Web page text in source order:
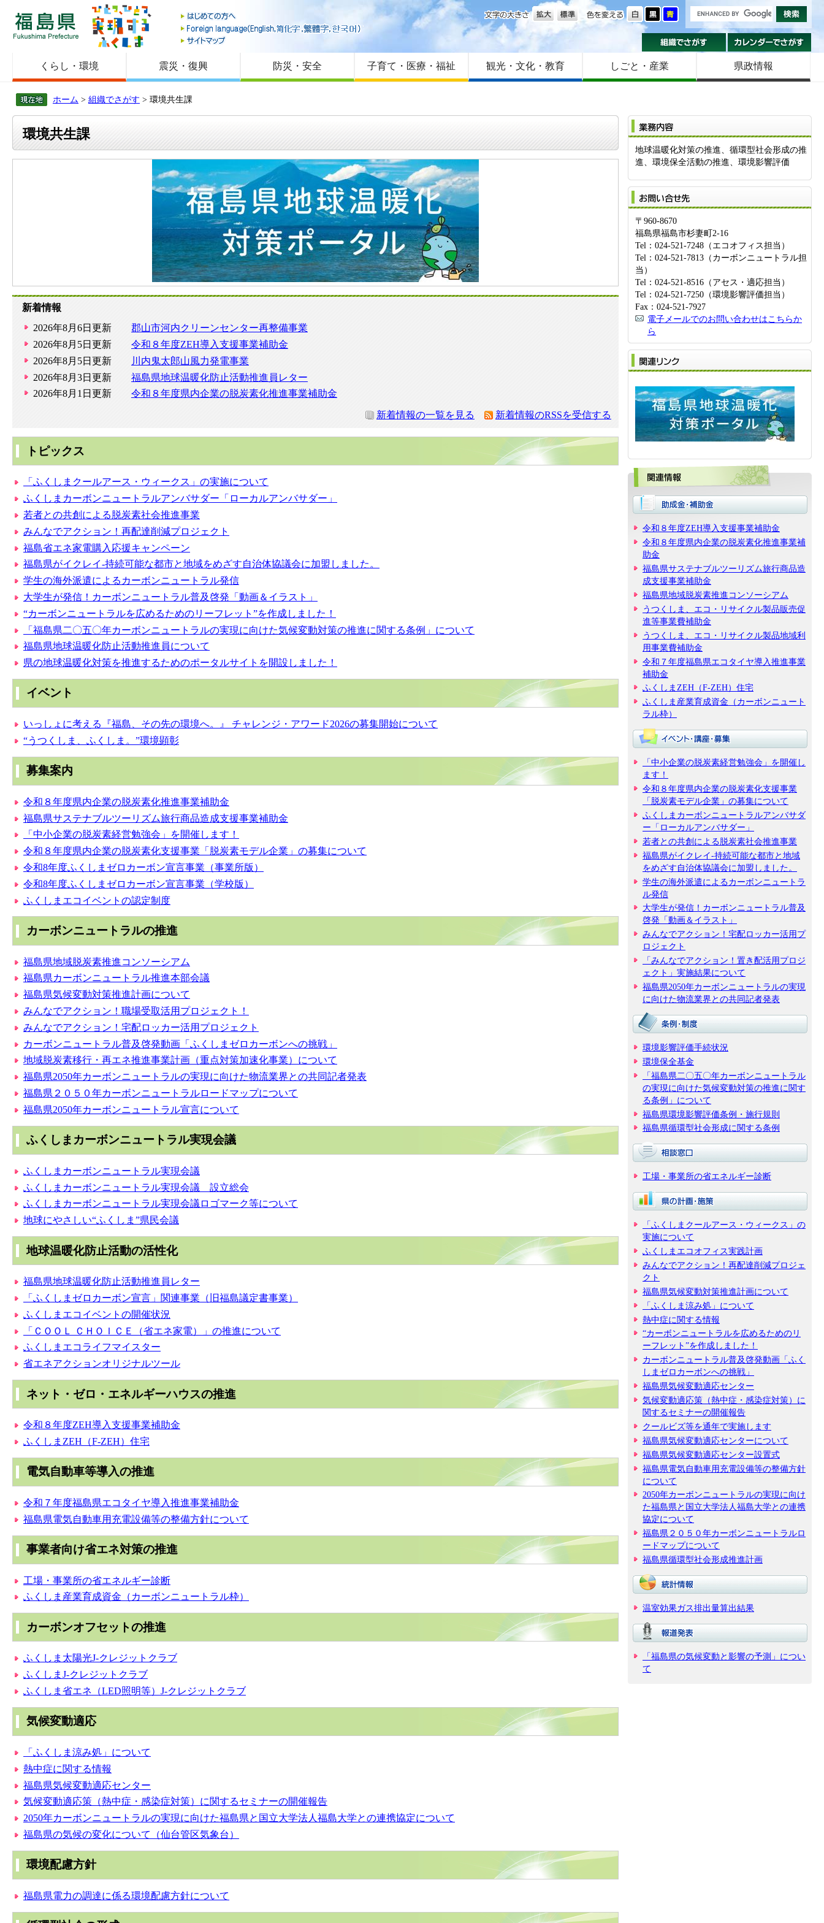
福島県
はじめての方へ
Foreign language
サイトマップ
色を変える
文字の大きさ
組織でさがす
くらし・環境 震災・復興 防災・安全 子育て・医療・福祉 観光・文化・教育 しごと・産業 県政情報
ホーム > 組織でさがす > 環境共生課
環境共生課
新着情報
2026年8月6日更新
郡山市河内クリーンセンター再整備事業
2026年8月5日更新
令和８年度ZEH導入支援事業補助金
2026年8月5日更新
川内鬼太郎山風力発電事業
2026年8月3日更新
福島県地球温暖化防止活動推進員レター
2026年8月1日更新
令和８年度県内企業の脱炭素化推進事業補助金
新着情報の一覧を見る 新着情報のRSSを受信する
トピックス
「ふくしまクールアース・ウィークス」の実施について
ふくしまカーボンニュートラルアンバサダー「ローカルアンバサダー」
若者との共創による脱炭素社会推進事業
みんなでアクション！再配達削減プロジェクト
福島省エネ家電購入応援キャンペーン
福島県がイクレイ-持続可能な都市と地域をめざす自治体協議会に加盟しました。
学生の海外派遣によるカーボンニュートラル発信
大学生が発信！カーボンニュートラル普及啓発「動画＆イラスト」
“カーボンニュートラルを広めるためのリーフレット”を作成しました！
「福島県二〇五〇年カーボンニュートラルの実現に向けた気候変動対策の推進に関する条例」について
福島県地球温暖化防止活動推進員について
県の地球温暖化対策を推進するためのポータルサイトを開設しました！
イベント
いっしょに考える『福島、その先の環境へ。』 チャレンジ・アワード2026の募集開始について
“うつくしま、ふくしま。”環境顕彰
募集案内
令和８年度県内企業の脱炭素化推進事業補助金
福島県サステナブルツーリズム旅行商品造成支援事業補助金
「中小企業の脱炭素経営勉強会」を開催します！
令和８年度県内企業の脱炭素化支援事業「脱炭素モデル企業」の募集について
令和8年度ふくしまゼロカーボン宣言事業（事業所版）
令和8年度ふくしまゼロカーボン宣言事業（学校版）
ふくしまエコイベントの認定制度
カーボンニュートラルの推進
福島県地域脱炭素推進コンソーシアム
福島県カーボンニュートラル推進本部会議
福島県気候変動対策推進計画について
みんなでアクション！職場受取活用プロジェクト！
みんなでアクション！宅配ロッカー活用プロジェクト
カーボンニュートラル普及啓発動画「ふくしまゼロカーボンへの挑戦」
地域脱炭素移行・再エネ推進事業計画（重点対策加速化事業）について
福島県2050年カーボンニュートラルの実現に向けた物流業界との共同記者発表
福島県２０５０年カーボンニュートラルロードマップについて
福島県2050年カーボンニュートラル宣言について
ふくしまカーボンニュートラル実現会議
ふくしまカーボンニュートラル実現会議
ふくしまカーボンニュートラル実現会議 設立総会
ふくしまカーボンニュートラル実現会議ロゴマーク等について
地球にやさしい“ふくしま”県民会議
地球温暖化防止活動の活性化
福島県地球温暖化防止活動推進員レター
「ふくしまゼロカーボン宣言」関連事業（旧福島議定書事業）
ふくしまエコイベントの開催状況
「ＣＯＯＬ ＣＨＯＩＣＥ（省エネ家電）」の推進について
ふくしまエコライフマイスター
省エネアクションオリジナルツール
ネット・ゼロ・エネルギーハウスの推進
令和８年度ZEH導入支援事業補助金
ふくしまZEH（F-ZEH）住宅
電気自動車等導入の推進
令和７年度福島県エコタイヤ導入推進事業補助金
福島県電気自動車用充電設備等の整備方針について
事業者向け省エネ対策の推進
工場・事業所の省エネルギー診断
ふくしま産業育成資金（カーボンニュートラル枠）
カーボンオフセットの推進
ふくしま太陽光J-クレジットクラブ
ふくしまJ-クレジットクラブ
ふくしま省エネ（LED照明等）J-クレジットクラブ
気候変動適応
「ふくしま涼み処」について
熱中症に関する情報
福島県気候変動適応センター
気候変動適応策（熱中症・感染症対策）に関するセミナーの開催報告
2050年カーボンニュートラルの実現に向けた福島県と国立大学法人福島大学との連携協定について
福島県の気候の変化について（仙台管区気象台）
環境配慮方針
福島県電力の調達に係る環境配慮方針について
地球温暖化対策の推進、循環型社会形成の推
進、環境保全活動の推進、環境影響評価
〒960-8670
福島県福島市杉妻町2-16
Tel：024-521-7248（エコオフィス担当）
Tel：024-521-7813（カーボンニュートラル担
当）
Tel：024-521-8516（アセス・適応担当）
Tel：024-521-7250（環境影響評価担当）
Fax：024-521-7927
電子メールでのお問い合わせはこちらか
ら
令和８年度ZEH導入支援事業補助金
令和８年度県内企業の脱炭素化推進事業補
助金
福島県サステナブルツーリズム旅行商品造
成支援事業補助金
福島県地域脱炭素推進コンソーシアム
うつくしま、エコ・リサイクル製品販売促
進等事業費補助金
うつくしま、エコ・リサイクル製品地域利
用事業費補助金
令和７年度福島県エコタイヤ導入推進事業
補助金
ふくしまZEH（F-ZEH）住宅
ふくしま産業育成資金（カーボンニュート
ラル枠）
「中小企業の脱炭素経営勉強会」を開催し
ます！
令和８年度県内企業の脱炭素化支援事業
「脱炭素モデル企業」の募集について
ふくしまカーボンニュートラルアンバサダ
ー「ローカルアンバサダー」
若者との共創による脱炭素社会推進事業
福島県がイクレイ-持続可能な都市と地域
をめざす自治体協議会に加盟しました。
学生の海外派遣によるカーボンニュートラ
ル発信
大学生が発信！カーボンニュートラル普及
啓発「動画＆イラスト」
みんなでアクション！宅配ロッカー活用プ
ロジェクト
「みんなでアクション！置き配活用プロジ
ェクト」実施結果について
福島県2050年カーボンニュートラルの実現
に向けた物流業界との共同記者発表
環境影響評価手続状況
環境保全基金
「福島県二〇五〇年カーボンニュートラル
の実現に向けた気候変動対策の推進に関す
る条例」について
福島県環境影響評価条例・施行規則
福島県循環型社会形成に関する条例
工場・事業所の省エネルギー診断
「ふくしまクールアース・ウィークス」の
実施について
ふくしまエコオフィス実践計画
みんなでアクション！再配達削減プロジェ
クト
福島県気候変動対策推進計画について
「ふくしま涼み処」について
熱中症に関する情報
“カーボンニュートラルを広めるためのリ
ーフレット”を作成しました！
カーボンニュートラル普及啓発動画「ふく
しまゼロカーボンへの挑戦」
福島県気候変動適応センター
気候変動適応策（熱中症・感染症対策）に
関するセミナーの開催報告
クールビズ等を通年で実施します
福島県気候変動適応センターについて
福島県気候変動適応センター設置式
福島県電気自動車用充電設備等の整備方針
について
2050年カーボンニュートラルの実現に向け
た福島県と国立大学法人福島大学との連携
協定について
福島県２０５０年カーボンニュートラルロ
ードマップについて
福島県循環型社会形成推進計画
温室効果ガス排出量算出結果
「福島県の気候変動と影響の予測」につい
て